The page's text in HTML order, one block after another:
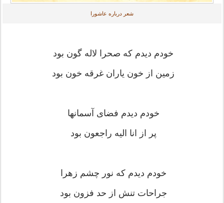
شعر درباره عاشورا
خودم دیدم که صحرا لاله گون بود
زمین از خون یاران غرقه خون بود
خودم دیدم فضاى آسمانها
پر از انا الیه راجعون بود
خودم دیدم که نور چشم زهرا
جراحات تنش از حد فزون بود